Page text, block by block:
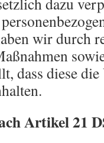
wir durch
dass diese
Artikel 21